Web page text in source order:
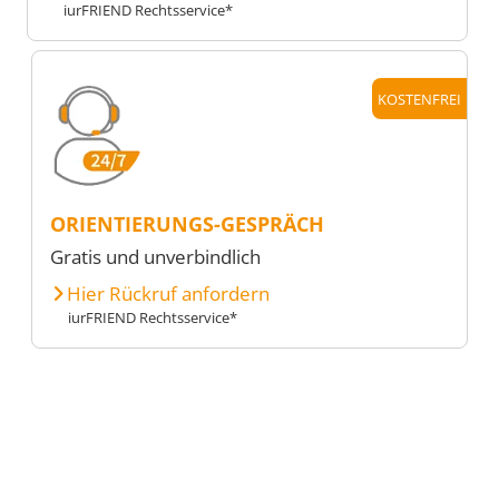
iurFRIEND Rechtsservice*
KOSTENFREI
ORIENTIERUNGS-GESPRÄCH
Gratis und unverbindlich
Hier Rückruf anfordern
iurFRIEND Rechtsservice*